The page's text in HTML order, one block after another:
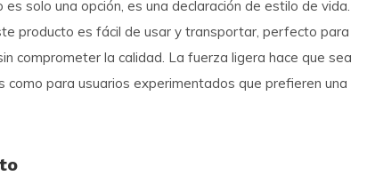
solo una opción, es una declaración de estilo de vida.
producto es fácil de usar y transportar, perfecto para
comprometer la calidad. La fuerza ligera hace que sea
como para usuarios experimentados que prefieren una